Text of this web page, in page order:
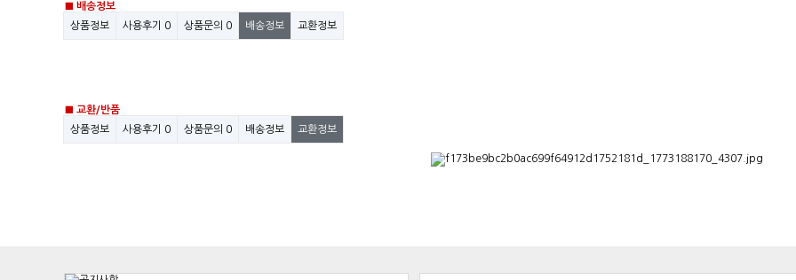
■ 배송정보
상품정보
사용후기 0 상품문의 0 배송정보 교환정보
■ 교환/반품
상품정보
사용후기 0 상품문의 0 배송정보 교환정보